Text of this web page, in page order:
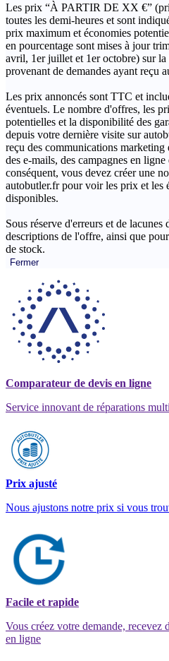
Les prix “À PARTIR DE XX €”
toutes les demi-heures et sont
prix maximum et économies
en pourcentage sont mises à jour
avril, 1er juillet et 1er octobre) sur la
provenant de demandes ayant reçu
Les prix annoncés sont TTC et
éventuels. Le nombre d'offres, les
potentielles et la disponibilité des
depuis votre dernière visite sur
reçu des communications
des e-mails, des campagnes en
conséquent, vous devez créer une
autobutler.fr pour voir les prix et les
disponibles.
Sous réserve d'erreurs et de
descriptions de l'offre, ainsi que
de stock.
Fermer
Comparateur de devis en ligne
Service innovant de réparations
Prix ajusté
Nous ajustons notre prix si vous
Facile et rapide
Vous créez votre demande, recevez
en ligne